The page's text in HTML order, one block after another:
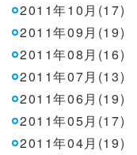
2011年10月(17)
2011年09月(19)
2011年08月(16)
2011年07月(13)
2011年06月(19)
2011年05月(17)
2011年04月(19)